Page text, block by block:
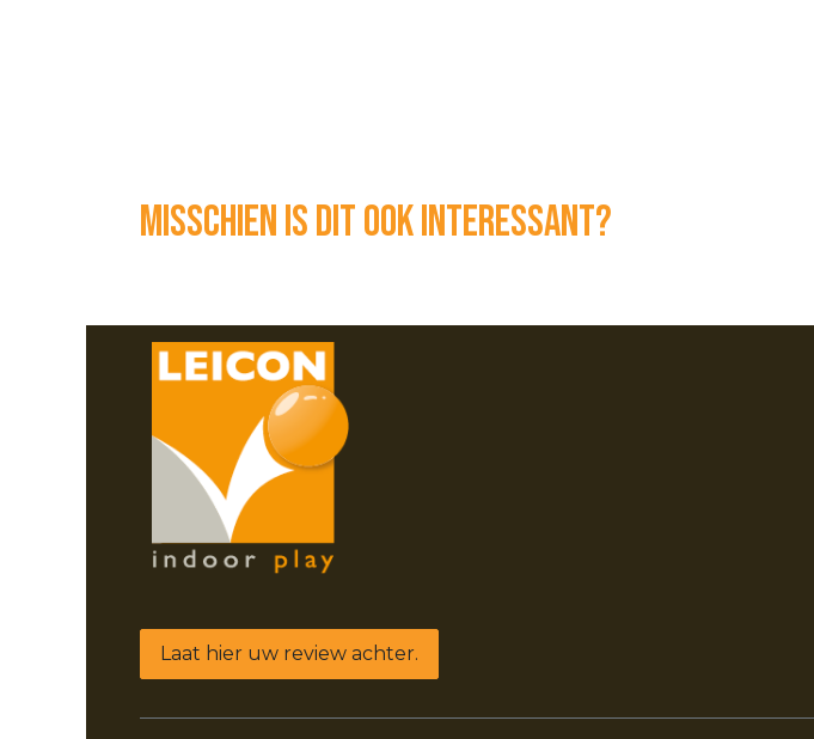
Misschien is dit ook interessant?
Laat hier uw review achter.